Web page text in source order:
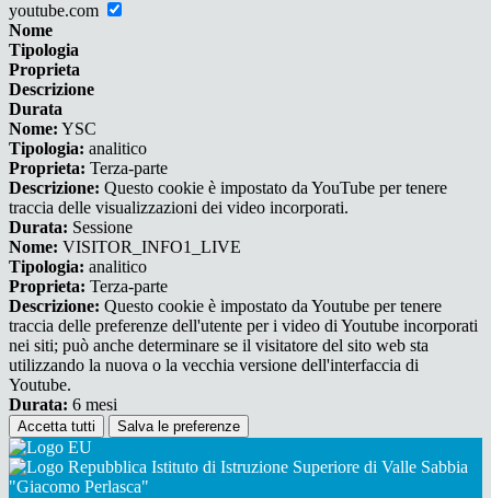
youtube.com
Nome
Tipologia
Proprieta
Descrizione
Durata
Nome: YSC
Tipologia: analitico
Proprieta: Terza-parte
Descrizione: Questo cookie è impostato da YouTube per tenere
traccia delle visualizzazioni dei video incorporati.
Durata: Sessione
Nome: VISITOR_INFO1_LIVE
Tipologia: analitico
Proprieta: Terza-parte
Descrizione: Questo cookie è impostato da Youtube per tenere
traccia delle preferenze dell'utente per i video di Youtube incorporati
nei siti; può anche determinare se il visitatore del sito web sta
utilizzando la nuova o la vecchia versione dell'interfaccia di
Youtube.
Durata: 6 mesi
Accetta tutti Salva le preferenze
Istituto di Istruzione Superiore di Valle Sabbia
"Giacomo Perlasca"